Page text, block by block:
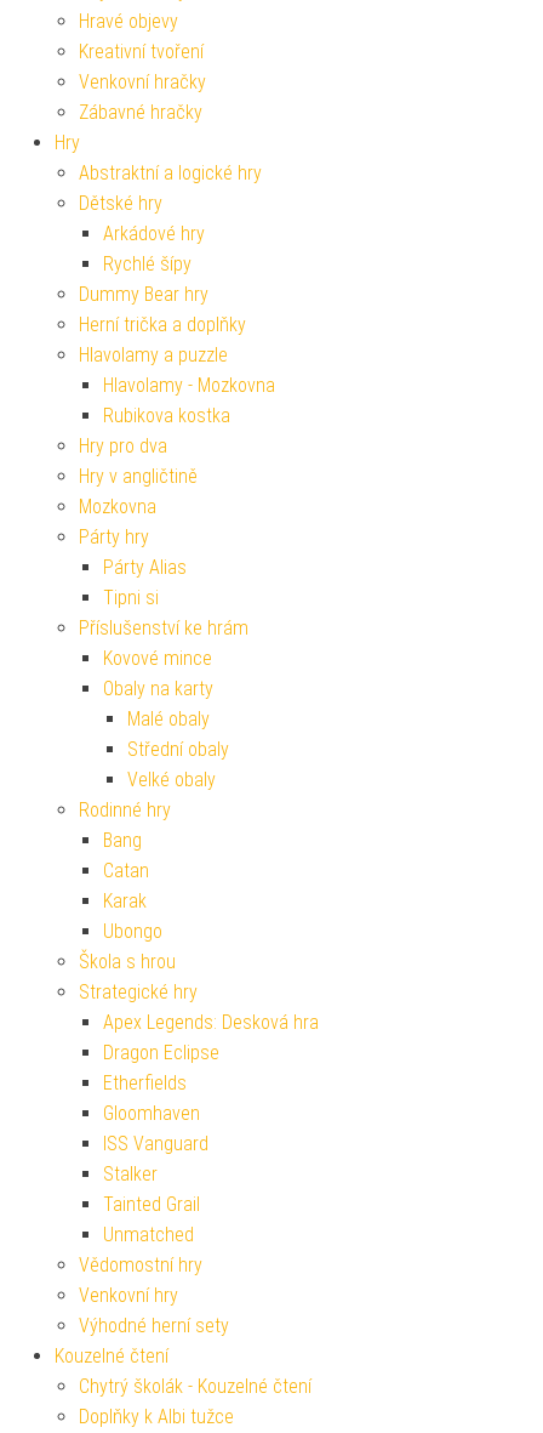
Hravé objevy
Kreativní tvoření
Venkovní hračky
Zábavné hračky
Hry
Abstraktní a logické hry
Dětské hry
Arkádové hry
Rychlé šípy
Dummy Bear hry
Herní trička a doplňky
Hlavolamy a puzzle
Hlavolamy - Mozkovna
Rubikova kostka
Hry pro dva
Hry v angličtině
Mozkovna
Párty hry
Párty Alias
Tipni si
Příslušenství ke hrám
Kovové mince
Obaly na karty
Malé obaly
Střední obaly
Velké obaly
Rodinné hry
Bang
Catan
Karak
Ubongo
Škola s hrou
Strategické hry
Apex Legends: Desková hra
Dragon Eclipse
Etherfields
Gloomhaven
ISS Vanguard
Stalker
Tainted Grail
Unmatched
Vědomostní hry
Venkovní hry
Výhodné herní sety
Kouzelné čtení
Chytrý školák - Kouzelné čtení
Doplňky k Albi tužce